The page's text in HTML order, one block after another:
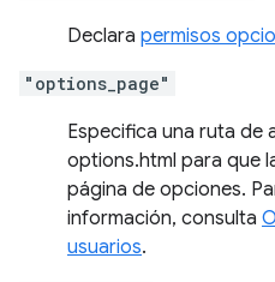
Declara permisos
"options_page"
Especifica una ruta de
options.html para que
página de opciones.
información, consulta
usuarios.